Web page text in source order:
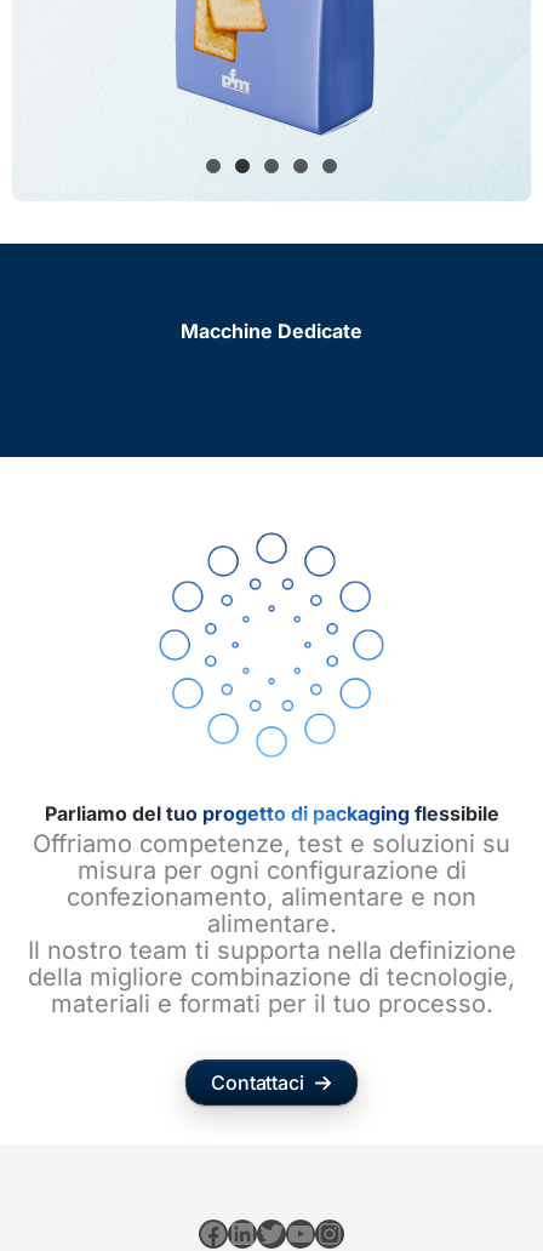
Macchine Dedicate
Parliamo del tuo progetto di packaging flessibile
Offriamo competenze, test e soluzioni su
misura per ogni configurazione di
confezionamento, alimentare e non
alimentare.
Il nostro team ti supporta nella definizione
della migliore combinazione di tecnologie,
materiali e formati per il tuo processo.
Contattaci
Facebook
LinkedIn
Twitter
YouTube
Instagram